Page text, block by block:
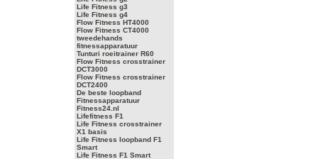
Life Fitness g3
Life Fitness g4
Flow Fitness HT4000
Flow Fitness CT4000
tweedehands
fitnessapparatuur
Tunturi roeitrainer R60
Flow Fitness crosstrainer
DCT3000
Flow Fitness crosstrainer
DCT2400
De beste loopband
Fitnessapparatuur
Fitness24.nl
Lifefitness F1
Life Fitness crosstrainer
X1 basis
Life Fitness loopband F1
Smart
Life Fitness F1 Smart